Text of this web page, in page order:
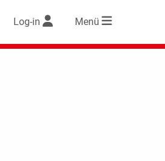
Log-in Menü